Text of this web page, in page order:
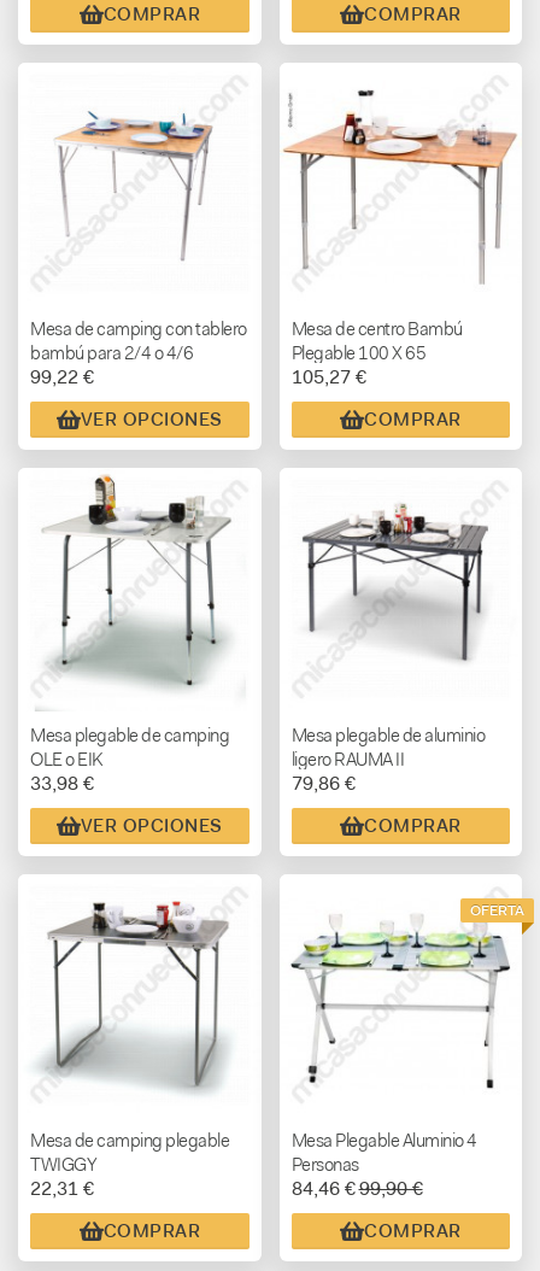
COMPRAR COMPRAR
Mesa de camping con tablero
bambú para 2/4 o 4/6
personas
99,22 €
VER OPCIONES
Mesa de centro Bambú
Plegable 100 X 65
105,27 €
COMPRAR
Mesa plegable de camping
OLE o EIK
33,98 €
VER OPCIONES
Mesa plegable de aluminio
ligero RAUMA II
79,86 €
COMPRAR
Mesa de camping plegable
TWIGGY
22,31 €
COMPRAR
OFERTA
Mesa Plegable Aluminio 4
Personas
84,46 €99,90 €
COMPRAR